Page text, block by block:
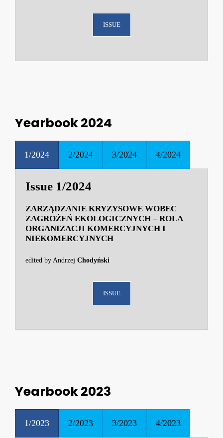
ISSUE
Yearbook 2024
1/2024 2/2024 3/2024 4/2024
Issue 1/2024
ZARZĄDZANIE KRYZYSOWE WOBEC
ZAGROŻEŃ EKOLOGICZNYCH – ROLA
ORGANIZACJI KOMERCYJNYCH I
NIEKOMERCYJNYCH
edited by Andrzej Chodyński
ISSUE
Yearbook 2023
1/2023 2/2023 3/2023 4/2023